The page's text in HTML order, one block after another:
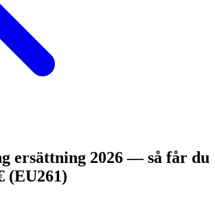
ersättning 2026 — så får du
(EU261)